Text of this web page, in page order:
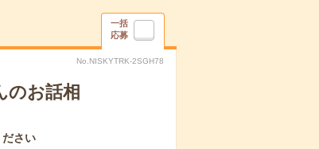
一括
応募
No.NISKYTRK-2SGH78
のお話相
さい